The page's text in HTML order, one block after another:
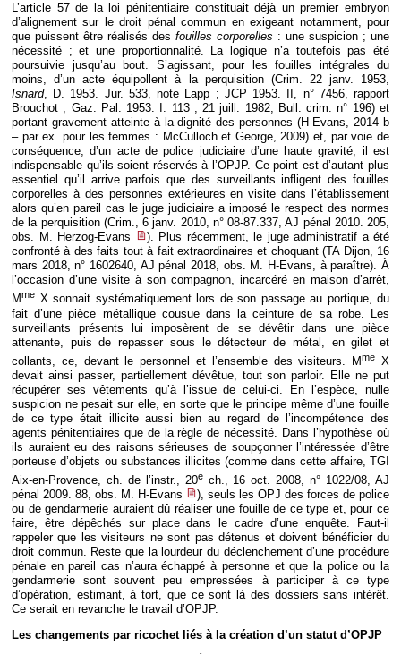
L’article 57 de la loi pénitentiaire constituait déjà un premier embryon
d’alignement sur le droit pénal commun en exigeant notamment, pour
que puissent être réalisés des fouilles corporelles : une suspicion ; une
nécessité ; et une proportionnalité. La logique n’a toutefois pas été
poursuivie jusqu’au bout. S’agissant, pour les fouilles intégrales du
moins, d’un acte équipollent à la perquisition (Crim. 22 janv. 1953,
Isnard, D. 1953. Jur. 533, note Lapp ; JCP 1953. II, n° 7456, rapport
Brouchot ; Gaz. Pal. 1953. I. 113 ; 21 juill. 1982, Bull. crim. n° 196) et
portant gravement atteinte à la dignité des personnes (H-Evans, 2014 b
– par ex. pour les femmes : McCulloch et George, 2009) et, par voie de
conséquence, d’un acte de police judiciaire d’une haute gravité, il est
indispensable qu’ils soient réservés à l’OPJP. Ce point est d’autant plus
essentiel qu’il arrive parfois que des surveillants infligent des fouilles
corporelles à des personnes extérieures en visite dans l’établissement
alors qu’en pareil cas le juge judiciaire a imposé le respect des normes
de la perquisition (Crim., 6 janv. 2010, n° 08-87.337, AJ pénal 2010. 205,
obs. M. Herzog-Evans
). Plus récemment, le juge administratif a été
confronté à des faits tout à fait extraordinaires et choquant (TA Dijon, 16
mars 2018, n° 1602640, AJ pénal 2018, obs. M. H-Evans, à paraître). À
l’occasion d’une visite à son compagnon, incarcéré en maison d’arrêt,
Mme X sonnait systématiquement lors de son passage au portique, du
fait d’une pièce métallique cousue dans la ceinture de sa robe. Les
surveillants présents lui imposèrent de se dévêtir dans une pièce
attenante, puis de repasser sous le détecteur de métal, en gilet et
collants, ce, devant le personnel et l’ensemble des visiteurs. Mme X
devait ainsi passer, partiellement dévêtue, tout son parloir. Elle ne put
récupérer ses vêtements qu’à l’issue de celui-ci. En l’espèce, nulle
suspicion ne pesait sur elle, en sorte que le principe même d’une fouille
de ce type était illicite aussi bien au regard de l’incompétence des
agents pénitentiaires que de la règle de nécessité. Dans l’hypothèse où
ils auraient eu des raisons sérieuses de soupçonner l’intéressée d’être
porteuse d’objets ou substances illicites (comme dans cette affaire, TGI
Aix-en-Provence, ch. de l’instr., 20ech., 16 oct. 2008, n° 1022/08, AJ
pénal 2009. 88, obs. M. H-Evans
), seuls les OPJ des forces de police
ou de gendarmerie auraient dû réaliser une fouille de ce type et, pour ce
faire, être dépêchés sur place dans le cadre d’une enquête. Faut-il
rappeler que les visiteurs ne sont pas détenus et doivent bénéficier du
droit commun. Reste que la lourdeur du déclenchement d’une procédure
pénale en pareil cas n’aura échappé à personne et que la police ou la
gendarmerie sont souvent peu empressées à participer à ce type
d’opération, estimant, à tort, que ce sont là des dossiers sans intérêt.
Ce serait en revanche le travail d’OPJP.
Les changements par ricochet liés à la création d’un statut d’OPJP